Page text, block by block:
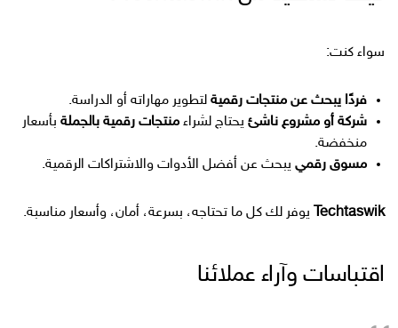
سواء كنت:
فردًا يبحث عن منتجات رقمية لتطوير مهاراته أو الدراسة.
شركة أو مشروع ناشئ يحتاج لشراء منتجات رقمية بالجملة بأسعار
منخفضة.
مسوق رقمي يبحث عن أفضل الأدوات والاشتراكات الرقمية.
Techtaswik يوفر لك كل ما تحتاجه، بسرعة، أمان، وأسعار مناسبة.
اقتباسات وآراء عملائنا